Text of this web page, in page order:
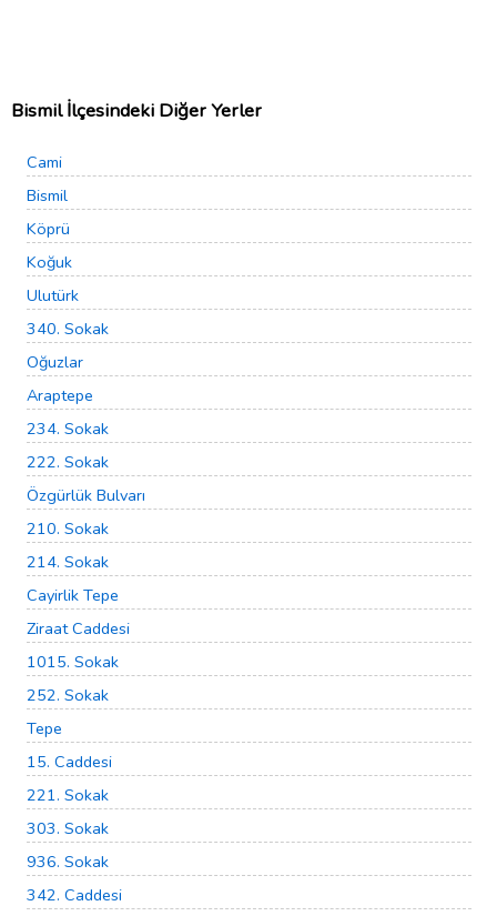
Bismil İlçesindeki Diğer Yerler
Cami
Bismil
Köprü
Koğuk
Ulutürk
340. Sokak
Oğuzlar
Araptepe
234. Sokak
222. Sokak
Özgürlük Bulvarı
210. Sokak
214. Sokak
Cayirlik Tepe
Ziraat Caddesi
1015. Sokak
252. Sokak
Tepe
15. Caddesi
221. Sokak
303. Sokak
936. Sokak
342. Caddesi